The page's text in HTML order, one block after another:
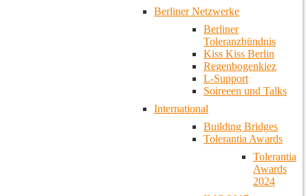
Berliner Netzwerke
Berliner
Toleranzbündnis
Kiss Kiss Berlin
Regenbogenkiez
L-Support
Soireeen und Talks
International
Building Bridges
Tolerantia Awards
Tolerantia
Awards
2024